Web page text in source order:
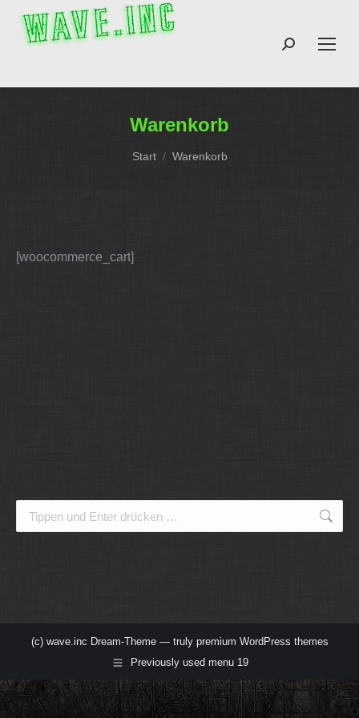
Search:
Warenkorb
Sie befinden sich hier:
Start Warenkorb
[woocommerce_cart]
Search:
(c) wave.inc Dream-Theme — truly premium WordPress themes
Previously used menu 19